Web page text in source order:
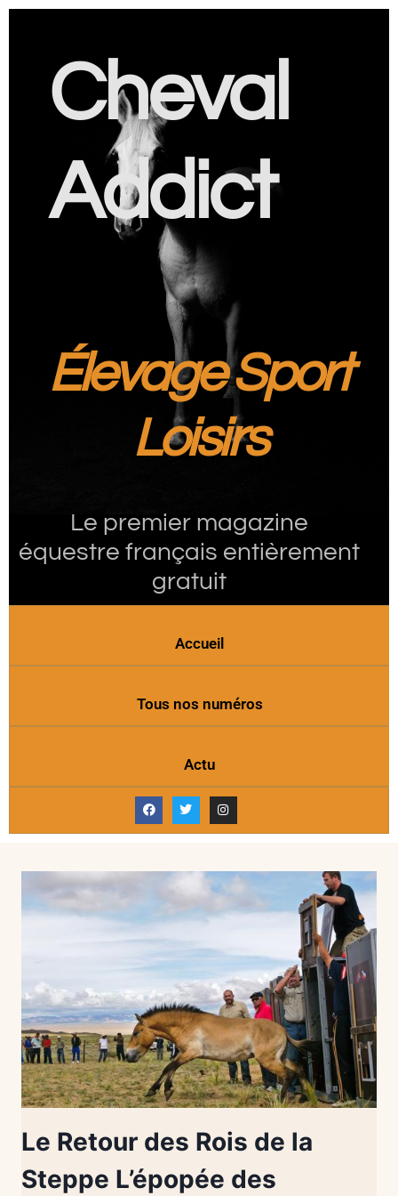
Cheval
Addict
Élevage Sport
Loisirs
Le premier magazine
équestre français entièrement
gratuit
Accueil
Tous nos numéros
Actu
Le Retour des Rois de la
Steppe L’épopée des